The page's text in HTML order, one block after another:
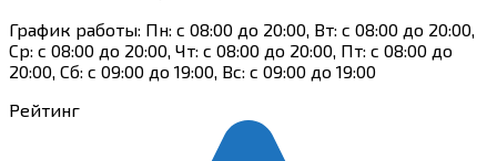
График работы: Пн: с 08:00 до 20:00, Вт: с 08:00 до 20:00,
Ср: с 08:00 до 20:00, Чт: с 08:00 до 20:00, Пт: с 08:00 до
20:00, Сб: с 09:00 до 19:00, Вс: с 09:00 до 19:00
Рейтинг